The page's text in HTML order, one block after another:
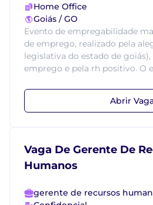
Home Office
Goiás / GO
Evento de empregabilidade
de emprego, realizado pela
legislativa do estado de
emprego e pela rh positivo. O
Abrir
Vaga De Gerente De
Humanos
gerente de recursos